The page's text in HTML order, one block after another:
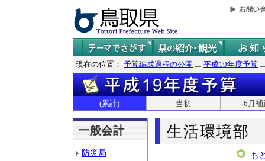
現在の位置： 予算編成過程の公開 平成19年度予算
(累計) 当初 6月補
一般会計
防災局
生活環境部
も